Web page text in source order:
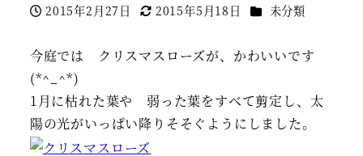
投稿日
2015年2月27日
更新日
2015年5月18日 カテゴリー
未分類
今庭では クリスマスローズが、かわいいです
(*^_^*)
1月に枯れた葉や 弱った葉をすべて剪定し、太
陽の光がいっぱい降りそそぐようにしました。